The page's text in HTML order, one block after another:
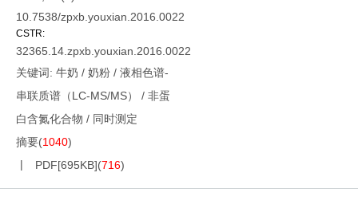
10.7538/zpxb.youxian.2016.0022
CSTR:
32365.14.zpxb.youxian.2016.0022
关键词: 牛奶 / 奶粉 / 液相色谱-
串联质谱（LC-MS/MS）
/ 非蛋
白含氮化合物 / 同时测定
摘要(1040)
PDF[695KB](716)